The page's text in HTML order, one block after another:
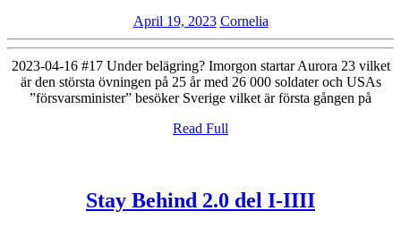
#17
Under
belägring?
April 19, 2023April
19,
2023
CorneliaCornelia
2023-04-16 #17 Under belägring? Imorgon startar Aurora 23 vilket
är den största övningen på 25 år med 26 000 soldater och USAs
”försvarsminister” besöker Sverige vilket är första gången på
Read Full
Stay Behind 2.0 del I-IIIIStay